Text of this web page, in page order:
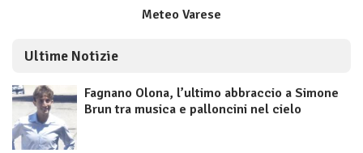
Meteo Varese
Ultime Notizie
Fagnano Olona, l’ultimo abbraccio a Simone
Brun tra musica e palloncini nel cielo